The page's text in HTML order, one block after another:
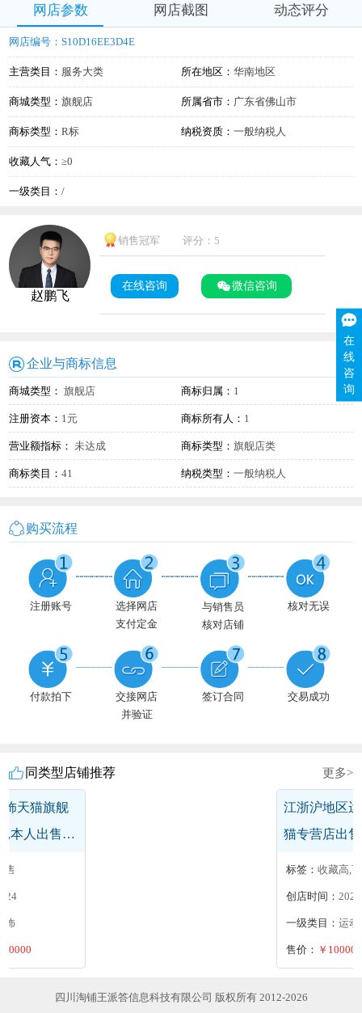
网店参数 网店截图 动态评分
网店编号：S10D16EE3D4E
主营类目： 服务大类 所在地区： 华南地区
商城类型：旗舰店 所属省市： 广东省佛山市
商标类型：R标 纳税资质： 一般纳税人
收藏人气：≥0
一级类目：/
赵鹏飞
销售冠军 评分：5
在线咨询 微信咨询
企业与商标信息
商城类型： 旗舰店 商标归属： 1
注册资本： 1元 商标所有人： 1
营业额指标： 未达成 商标类型： 旗舰店类
商标类目：41 纳税类型： 一般纳税人
购买流程
注册账号
选择网店
支付定金
与销售员
核对店铺
核对无误
付款拍下
交接网店
并验证
签订合同 交易成功
同类型店铺推荐 更多>
饰天猫旗舰
,本人出售诚
售
饰
江浙沪地区
猫专营店出
标签：收藏高,可当面
创店时间：2024
一级类目：运动
售价： ￥
在
线
咨
询
四川淘铺王派答信息科技有限公司 版权所有 2012-2026